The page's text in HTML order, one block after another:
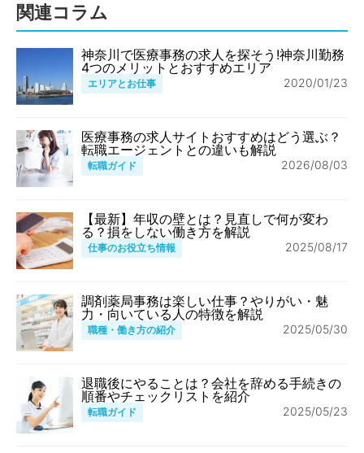
関連コラム
神奈川で医療事務の求人を探そう!神奈川勤務
4つのメリットとおすすめエリア
エリアとお仕事 2020/01/23
医療事務の求人サイトおすすめはどう選ぶ？
転職エージェントとの違いも解説
転職ガイド 2026/08/03
【最新】年収の壁とは？見直しで何が変わ
る？損をしない働き方を解説
仕事のお役立ち情報 2025/08/17
調剤薬局事務は楽しい仕事？やりがい・魅
力・向いている人の特徴を解説
職種・働き方の紹介 2025/05/30
退職後にやることは？会社を辞める手続きの
順番やチェックリストを紹介
転職ガイド 2025/05/23